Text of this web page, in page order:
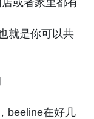
就是你可以共
beeline在好几